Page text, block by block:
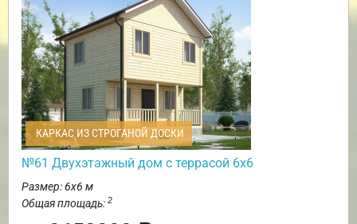
КАРКАС ИЗ СТРОГАНОЙ ДОСКИ
№61 Двухэтажный дом с террасой 6х6
Размер: 6х6 м
Общая площадь: 2